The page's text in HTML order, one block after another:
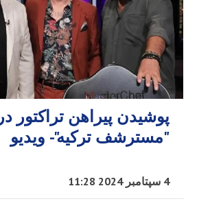
پوشیدن پیراهن تراکتور در
"مسترشف ترکیه"- ویدیو
4 سپتامبر 2024 11:28